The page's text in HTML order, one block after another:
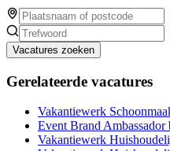
Vacatures zoeken
Gerelateerde vacatures
Vakantiewerk
Event Brand
Vakantiewerk